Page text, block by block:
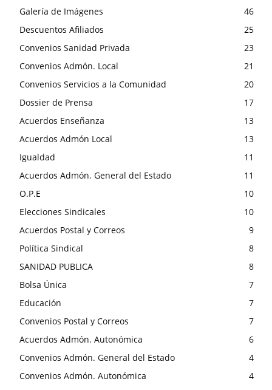
Galería de Imágenes
46
Descuentos Afiliados
25
Convenios Sanidad Privada
23
Convenios Admón. Local
21
Convenios Servicios a la Comunidad
20
Dossier de Prensa
17
Acuerdos Enseñanza
13
Acuerdos Admón Local
13
Igualdad
11
Acuerdos Admón. General del Estado
11
O.P.E
10
Elecciones Sindicales
10
Acuerdos Postal y Correos
9
Política Sindical
8
SANIDAD PUBLICA
8
Bolsa Única
7
Educación
7
Convenios Postal y Correos
7
Acuerdos Admón. Autonómica
6
Convenios Admón. General del Estado
4
Convenios Admón. Autonómica
4